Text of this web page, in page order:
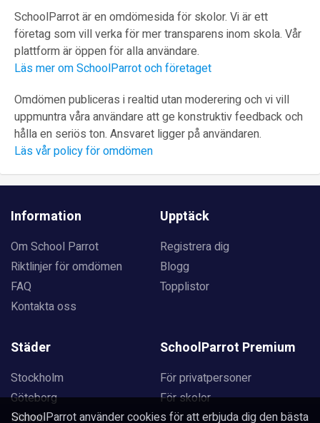
SchoolParrot är en omdömesida för skolor. Vi är ett
företag som vill verka för mer transparens inom skola. Vår
plattform är öppen för alla användare.
Läs mer om SchoolParrot och företaget
Omdömen publiceras i realtid utan moderering och vi vill
uppmuntra våra användare att ge konstruktiv feedback och
hålla en seriös ton. Ansvaret ligger på användaren.
Läs vår policy för omdömen
Information
Om School Parrot
Riktlinjer för omdömen
FAQ
Kontakta oss
Upptäck
Registrera dig
Blogg
Topplistor
Städer
Stockholm
Göteborg
Malmö
SchoolParrot Premium
För privatpersoner
För skolor
SchoolParrot använder cookies för att erbjuda dig den bästa